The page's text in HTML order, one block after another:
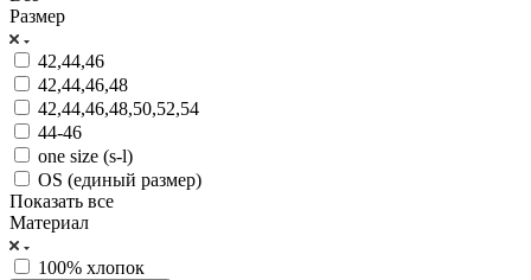
Размер
42,44,46
42,44,46,48
42,44,46,48,50,52,54
44-46
one size (s-l)
OS (единый размер)
Показать все
Материал
100% хлопок